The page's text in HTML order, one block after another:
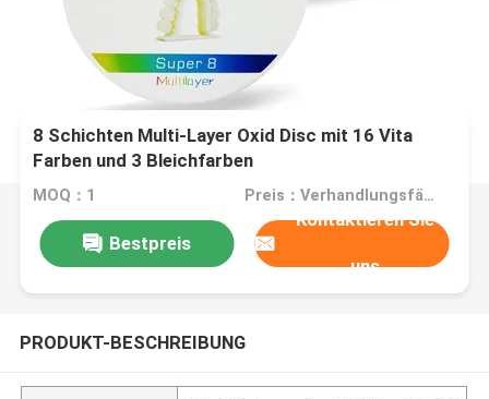
8 Schichten Multi-Layer Oxid Disc mit 16 Vita
Farben und 3 Bleichfarben
MOQ：1 Preis：Verhandlungsfähig
Bestpreis
Kontaktieren Sie
uns
PRODUKT-BESCHREIBUNG